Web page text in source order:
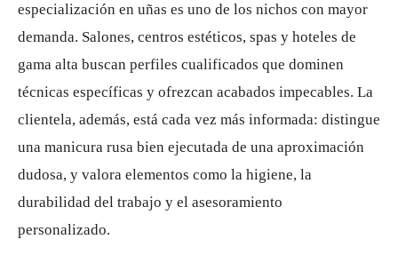
especialización en uñas es uno de los nichos con mayor
demanda. Salones, centros estéticos, spas y hoteles de
gama alta buscan perfiles cualificados que dominen
técnicas específicas y ofrezcan acabados impecables. La
clientela, además, está cada vez más informada: distingue
una manicura rusa bien ejecutada de una aproximación
dudosa, y valora elementos como la higiene, la
durabilidad del trabajo y el asesoramiento
personalizado.